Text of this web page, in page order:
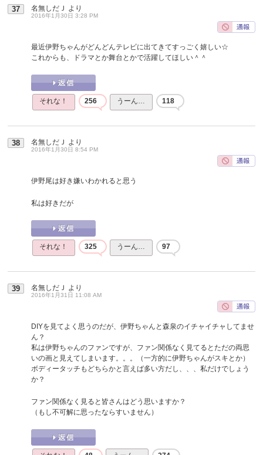
37 名無しだＪ より
2016年1月30日 3:28 PM
最近伊野ちゃんがどんどんテレビに出てきてすっごく嬉しい☆
これからも、ドラマとか舞台とかで活躍してほしい＾＾
それな！ 256 うーん… 118
38 名無しだＪ より
2016年1月30日 8:54 PM
伊野尾は好き嫌いわかれると思う
私は好きだが
それな！ 325 うーん… 97
39 名無しだＪ より
2016年1月31日 11:08 AM
DIYを見てよく思うのだが、伊野ちゃんと森泉のイチャイチャしてませ
ん？
私は伊野ちゃんのファンですが、ファン関係なく見てるとただの両思
いの画と見えてしまいます。。。（一方的に伊野ちゃんがスキとか）
ボディータッチもどちらかと言えば多い方だし、、、私だけでしょう
か？
ファン関係なく見ると皆さんはどう思いますか？
（もし不可解に思ったならすいません）